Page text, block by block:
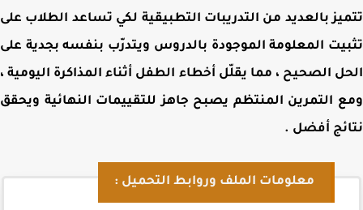
بالعديد من التدريبات التطبيقية لكي تساعد الطلاب على
المعلومة الموجودة بالدروس ويتدرّب بنفسه بجدية على
الصحيح ، مما يقلّل أخطاء الطفل أثناء المذاكرة اليومية ،
التمرين المنتظم يصبح جاهز للتقييمات النهائية ويحقق
أفضل.
معلومات الملف وروابط التحميل :